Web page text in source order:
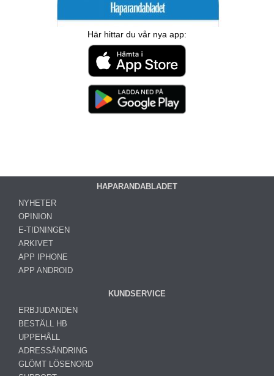
Här hittar du vår nya app:
HAPARANDABLADET
NYHETER
OPINION
E-TIDNINGEN
ARKIVET
APP IPHONE
APP ANDROID
KUNDSERVICE
ERBJUDANDEN
BESTÄLL HB
UPPEHÅLL
ADRESSÄNDRING
GLÖMT LÖSENORD